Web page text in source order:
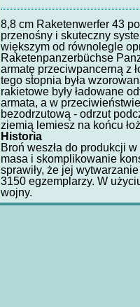
8,8 cm Raketenwerfer 43
przenośny i skuteczny
większym od równolegle
Raketenpanzerbüchse
armatę przeciwpancerną z
tego stopnia była
rakietowe były ładowane
armata, a w
bezodrzutową - odrzut
ziemią lemiesz na końcu
Historia
Broń weszła do produkcji
masa i skomplikowanie
sprawiły, że jej
3150 egzemplarzy. W
wojny.
HETMAN IWAN
(DOM BUMAGI) -
kadłuba wycięte
Cena:75 PLN